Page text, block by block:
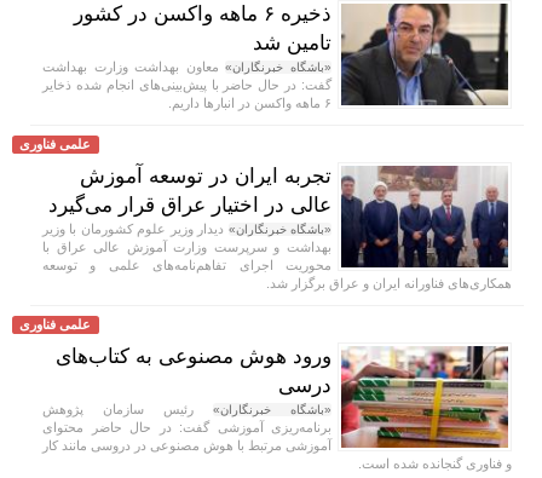
ذخیره ۶ ماهه واکسن در کشور
تامین شد
«باشگاه خبرنگاران»معاون بهداشت وزارت بهداشت
گفت: در حال حاضر با پیش‌بینی‌های انجام شده ذخایر
۶ ماهه واکسن در انبار‌ها داریم.
علمی فناوری
تجربه ایران در توسعه آموزش
عالی در اختیار عراق قرار می‌گیرد
«باشگاه خبرنگاران» دیدار وزیر علوم کشورمان با وزیر
بهداشت و سرپرست وزارت آموزش عالی عراق با
محوریت اجرای تفاهم‌نامه‌های علمی و توسعه
همکاری‌های فناورانه ایران و عراق برگزار شد.
علمی فناوری
ورود هوش مصنوعی به کتاب‌های
درسی
«باشگاه خبرنگاران» رئیس سازمان پژوهش
برنامه‌ریزی آموزشی گفت: در حال حاضر محتوای
آموزشی مرتبط با هوش مصنوعی در دروسی مانند کار
و فناوری گنجانده شده است.